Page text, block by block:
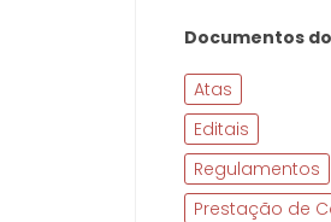
Documentos
Atas
Editais
Regulamentos
Prestação de